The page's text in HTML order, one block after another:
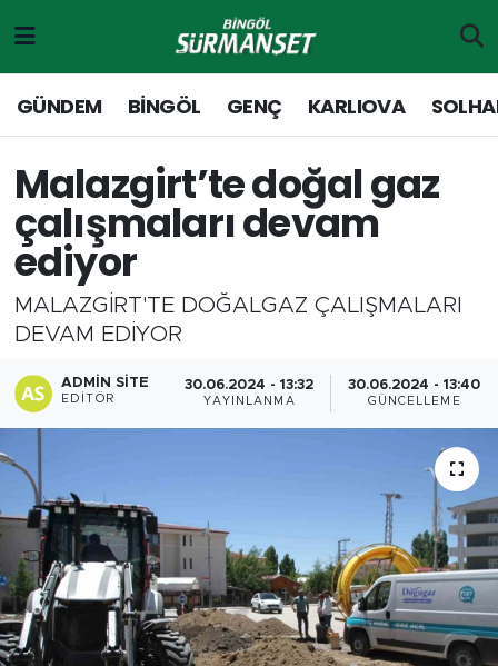
GÜNDEM BİNGÖL GENÇ KARLIOVA
Malazgirt’te doğal gaz
çalışmaları devam
ediyor
MALAZGİRT'TE DOĞALGAZ ÇALIŞMALARI
DEVAM EDİYOR
ADMIN SITE
EDITÖR
30.06.2024 - 13:32
YAYINLANMA
30.06.2024 - 13:40
GÜNCELLEME
Genç
Solhan
Karlıova
Adaklı-Kiğı
MD Prestij Dergisi
Spor
Yaşam
Sağlık
Merkez Hava Durumu
Merkez Trafik Yoğunluk Haritası
Süper Lig Puan Durumu ve Fikstür
Tüm Manşetler
Haber Arşivi